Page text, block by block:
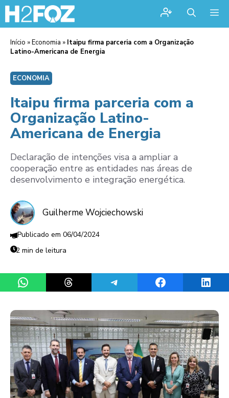
Início »Economia » Itaipu firma parceria com a Organização
Latino-Americana de Energia
ECONOMIA
Itaipu firma parceria com a
Organização Latino-
Americana de Energia
Declaração de intenções visa a ampliar a
cooperação entre as entidades nas áreas de
desenvolvimento e integração energética.
Guilherme Wojciechowski
06/04/2024
2 min de leitura
Share on WhatsAppShare on ThreadsShare on TelegramShare on Facebook